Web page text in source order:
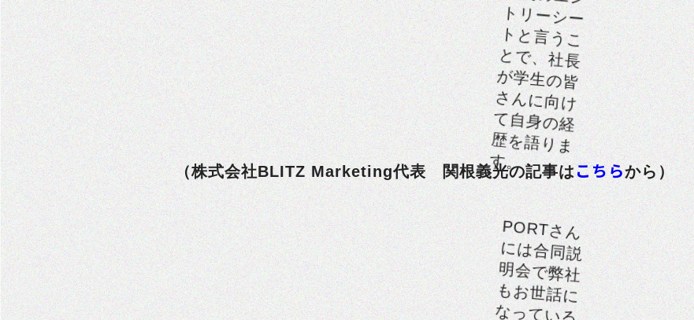
トリーシー
トと言うこ
とで、社長
が学生の皆
さんに向け
て自身の経
歴を語りま
す。
（株式会社BLITZ Marketing代表 関根義光の記事はこちらから）
PORTさん
には合同説
明会で弊社
もお世話に
なっている